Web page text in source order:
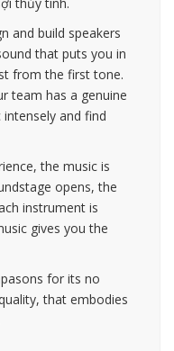
and build speakers
that puts you in
from the first tone.
team has a genuine
and find
the music is
opens, the
instrument is
gives you the
for its no
that embodies